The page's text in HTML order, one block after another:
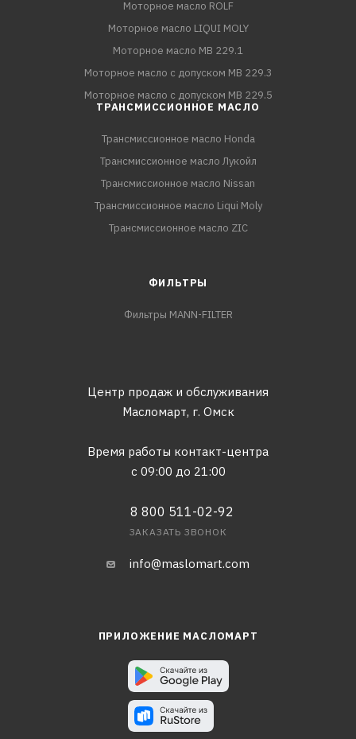
Моторное масло ROLF
Моторное масло LIQUI MOLY
Моторное масло MB 229.1
Моторное масло с допуском MB 229.3
Моторное масло с допуском MB 229.5
ТРАНСМИССИОННОЕ МАСЛО
Трансмиссионное масло Honda
Трансмиссионное масло Лукойл
Трансмиссионное масло Nissan
Трансмиссионное масло Liqui Moly
Трансмиссионное масло ZIC
ФИЛЬТРЫ
Фильтры MANN-FILTER
Центр продаж и обслуживания
Масломарт, г. Омск
Время работы контакт-центра
с 09:00 до 21:00
8 800 511-02-92
ЗАКАЗАТЬ ЗВОНОК
info@maslomart.com
ПРИЛОЖЕНИЕ МАСЛОМАРТ